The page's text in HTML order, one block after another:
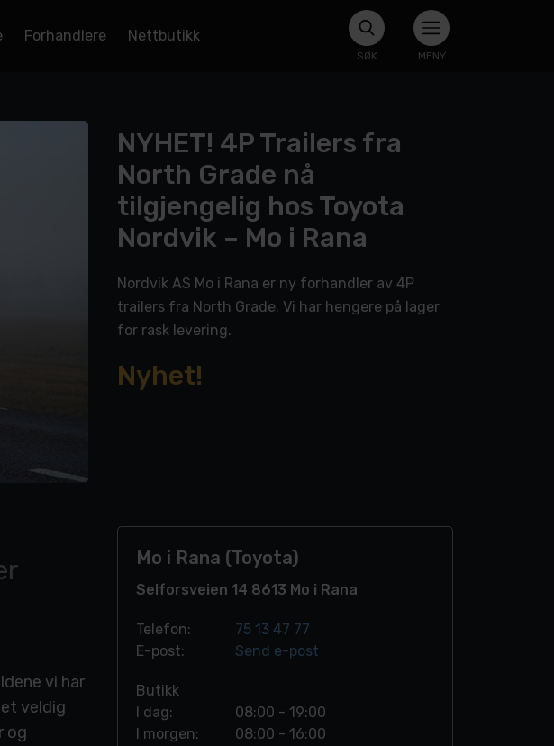
Forhandlere Nettbutikk
SØK MENY
NYHET! 4P Trailers fra
North Grade nå
tilgjengelig hos Toyota
Nordvik – Mo i Rana
Nordvik AS Mo i Rana er ny forhandler av 4P
trailers fra North Grade. Vi har hengere på lager
for rask levering.
Nyhet!
vi har
veldig
og
Mo i Rana (Toyota)
Selforsveien 14 8613 Mo i Rana
Telefon:
75 13 47 77
E-post:
Send e-post
Butikk
I dag:
08:00 - 19:00
I morgen:
08:00 - 16:00